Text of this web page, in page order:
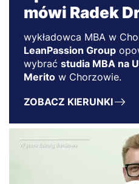
mówi Radek
wykładowca MBA w
LeanPassion Group
wybrać studia MBA na
Merito w Chorzowie.
ZOBACZ KIERUNKI